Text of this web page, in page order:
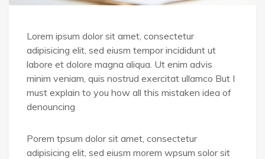
Lorem ipsum dolor sit amet, consectetur
adipisicing elit, sed eiusm tempor incididunt ut
labore et dolore magna aliqua. Ut enim advis
minim veniam, quis nostrud exercitat ullamco But I
must explain to you how all this mistaken idea of
denouncing
Porem tpsum dolor sit amet, consectetur
adipisicing elit, sed eiusm morem wpsum solor sit